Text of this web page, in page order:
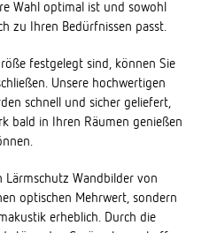
Wahl optimal ist und sowohl
zu Ihren Bedürfnissen passt.
festgelegt sind, können Sie
Unsere hochwertigen
schnell und sicher geliefert,
bald in Ihren Räumen genießen
Lärmschutz Wandbilder von
optischen Mehrwert, sondern
erheblich. Durch die